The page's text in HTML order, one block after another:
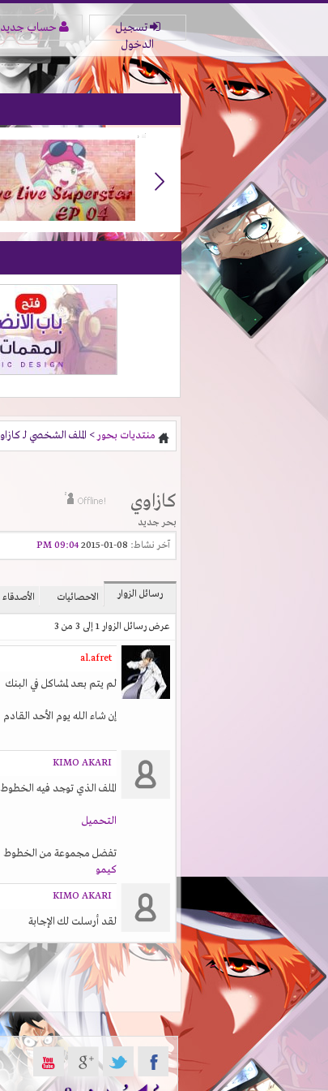
تسجيل
الدخول
حساب جديد
منتديات بحور > الملف الشخصي لـ
كازاوي
بحر جديد
آخر نشاط:
09:04 PM
رسائل الزوار الاحصائيات الأصدقاء
عرض رسائل الزوار 1 إلى 3 من 3
al.afret
لم يتم بعد لمشاكل في البنك
إن شاء الله يوم الأحد القادم
KIMO AKARI
الملف الذي توجد فيه
التحميل
تفضل مجموعة من الخطوط
كيمو
KIMO AKARI
لقد أرسلت لك الإجابة